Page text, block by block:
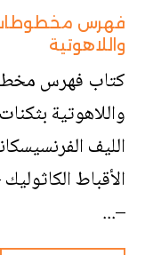
فهرس مخطوطات
واللاهوتية
كتاب فهرس
واللاهوتية
الليف
الأقباط
–...